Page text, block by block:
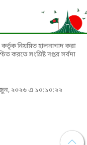
নিয়মিত হালনাগাদ করা
করতে সংশ্লিষ্ট দপ্তর সর্বদা
জুন, ২০২৬ এ ১০:১০:২২